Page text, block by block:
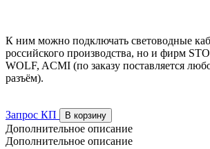
К ним можно подключать световодные
российского производства, но и фирм
WOLF, ACMI (по заказу поставляется
разъём).
Запрос КП В корзину
Дополнительное описание
Дополнительное описание